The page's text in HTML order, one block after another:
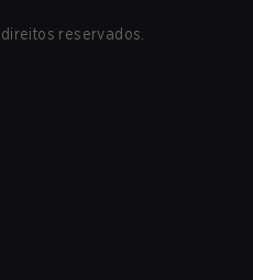
reservados.